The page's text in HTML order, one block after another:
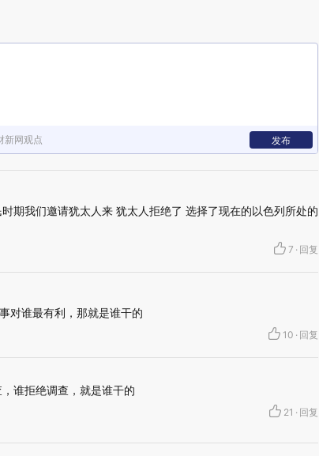
新网观点 发布
期我们邀请犹太人来 犹太人拒绝了 选择了现在的以色列所处的
7 · 回复
对谁最有利，那就是谁干的
10 · 回复
谁拒绝调查，就是谁干的
21 · 回复